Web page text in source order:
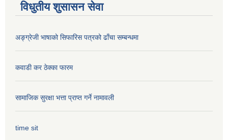
विधुतीय शुसासन सेवा
अङ्ग्रेजी भाषाको सिफारिस पत्रको ढाँचा सम्बन्धमा
कवाडी कर ठेक्का फारम
सामाजिक सुरक्षा भत्ता प्राप्त गर्ने नामावली
time sit